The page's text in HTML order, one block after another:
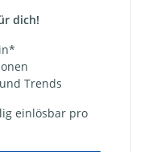
dich!
Trends
einlösbar pro